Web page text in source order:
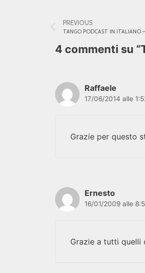
PREVIOUS
TANGO PODCAST IN
4 commenti su
Raffaele
17/06/2014 alle
Grazie per questo
Ernesto
16/01/2009 alle
Grazie a tutti quelli